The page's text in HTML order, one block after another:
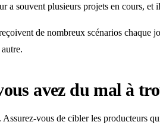
a souvent plusieurs projets en cours,
de nombreux scénarios
avez du mal à
Assurez-vous de cibler les